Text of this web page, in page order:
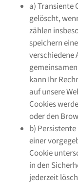
a) Transiente
gelöscht,
zählen
speichern
verschiedene
kann Ihr
auf unsere
Cookies
oder den
b)
einer
Cookie
in den
jederzeit